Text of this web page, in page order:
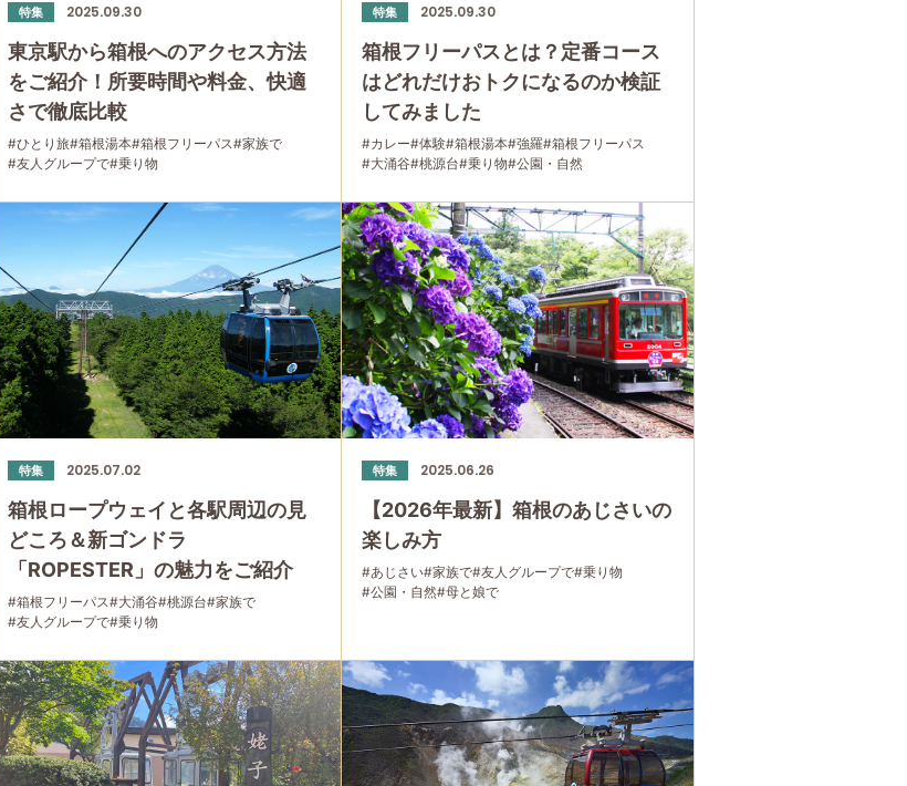
特集 2025.09.30
東京駅から箱根へのアクセス方法
をご紹介！所要時間や料金、快適
さで徹底比較
#ひとり旅#箱根湯本#箱根フリーパス#家族で
#友人グループで#乗り物
特集 2025.09.30
箱根フリーパスとは？定番コース
はどれだけおトクになるのか検証
してみました
#カレー#体験#箱根湯本#強羅#箱根フリーパス
#大涌谷#桃源台#乗り物#公園・自然
特集 2025.07.02
箱根ロープウェイと各駅周辺の見
どころ＆新ゴンドラ
「ROPESTER」の魅力をご紹介
#箱根フリーパス#大涌谷#桃源台#家族で
#友人グループで#乗り物
特集 2025.06.26
【2026年最新】箱根のあじさいの
楽しみ方
#あじさい#家族で#友人グループで#乗り物
#公園・自然#母と娘で